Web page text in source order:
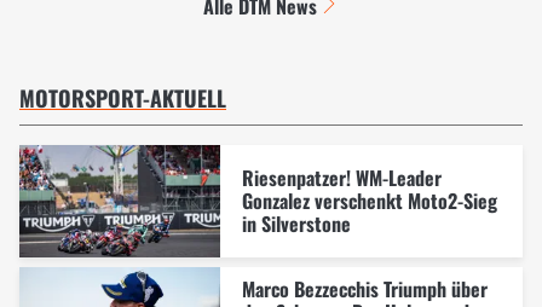
Alle DTM News
MOTORSPORT-AKTUELL
Riesenpatzer! WM-Leader
Gonzalez verschenkt Moto2-Sieg
in Silverstone
Marco Bezzecchis Triumph über